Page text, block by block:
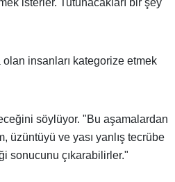
isterler. Tutunacakları bir şey
insanları kategorize etmek
söylüyor. "Bu aşamalardan
üzüntüyü ve yası yanlış tecrübe
sonucunu çıkarabilirler."